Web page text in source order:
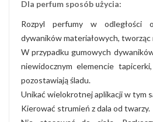
Dla perfum sposób użycia:
Rozpyl perfumy w odległości
dywaników materiałowych, tworząc
W przypadku gumowych
niewidocznym elemencie
pozostawiają śladu.
Unikać wielokrotnej aplikacji w tym
Kierować strumień z dala od twarzy.